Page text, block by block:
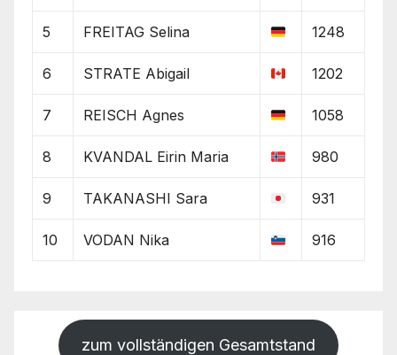
5 FREITAG Selina 1248
6 STRATE Abigail 1202
7 REISCH Agnes 1058
8 KVANDAL Eirin Maria 980
9 TAKANASHI Sara 931
10 VODAN Nika 916
zum vollständigen Gesamtstand